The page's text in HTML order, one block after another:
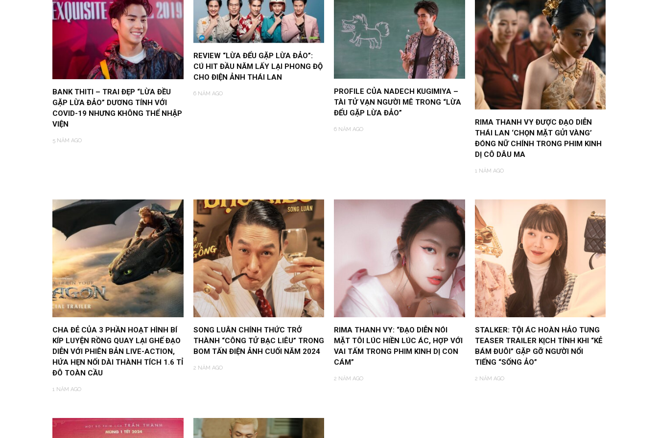
BANK THITI – TRAI ĐẸP “LỪA ĐỀU
GẶP LỪA ĐẢO” DƯƠNG TÍNH VỚI
COVID-19 NHƯNG KHÔNG THỂ NHẬP
VIỆN
5 NĂM AGO
REVIEW “LỪA ĐỂU GẶP LỪA ĐẢO”:
CÚ HIT ĐẦU NĂM LẤY LẠI PHONG ĐỘ
CHO ĐIỆN ẢNH THÁI LAN
6 NĂM AGO
PROFILE CỦA NADECH KUGIMIYA –
TÀI TỬ VẠN NGƯỜI MÊ TRONG “LỪA
ĐỂU GẶP LỪA ĐẢO”
6 NĂM AGO
RIMA THANH VY ĐƯỢC ĐẠO DIỄN
THÁI LAN ‘CHỌN MẶT GỬI VÀNG’
ĐÓNG NỮ CHÍNH TRONG PHIM KINH
DỊ CÔ DÂU MA
1 NĂM AGO
CHA ĐẺ CỦA 3 PHẦN HOẠT HÌNH BÍ
KÍP LUYỆN RỒNG QUAY LẠI GHẾ ĐẠO
DIỄN VỚI PHIÊN BẢN LIVE-ACTION,
HỨA HẸN NỐI DÀI THÀNH TÍCH 1.6 TỈ
ĐÔ TOÀN CẦU
1 NĂM AGO
SONG LUÂN CHÍNH THỨC TRỞ
THÀNH “CÔNG TỬ BẠC LIÊU” TRONG
BOM TẤN ĐIỆN ẢNH CUỐI NĂM 2024
2 NĂM AGO
RIMA THANH VY: “ĐẠO DIỄN NÓI
MẶT TÔI LÚC HIỀN LÚC ÁC, HỢP VỚI
VAI TẤM TRONG PHIM KINH DỊ CON
CÁM”
2 NĂM AGO
STALKER: TỘI ÁC HOÀN HẢO TUNG
TEASER TRAILER KỊCH TÍNH KHI “KẺ
BÁM ĐUÔI” GẶP GỠ NGƯỜI NỔI
TIẾNG “SỐNG ẢO”
2 NĂM AGO